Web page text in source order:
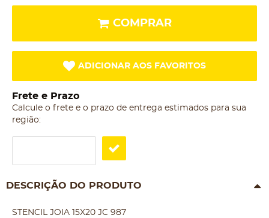
COMPRAR
ADICIONAR AOS FAVORITOS
Frete e Prazo
Calcule o frete e o prazo de entrega estimados para sua
região:
DESCRIÇÃO DO PRODUTO
STENCIL JOIA 15X20 JC 987